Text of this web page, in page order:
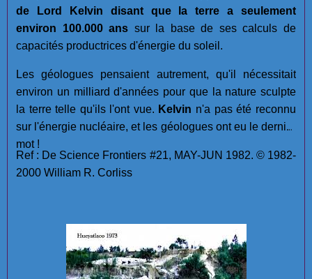
de Lord Kelvin disant que la terre a seulement
environ 100.000 ans sur la base de ses calculs de
capacités productrices d'énergie du soleil.
Les géologues pensaient autrement, qu'il nécessitait
environ un milliard d'années pour que la nature sculpte
la terre telle qu'ils l'ont vue. Kelvin n'a pas été reconnu
sur l'énergie nucléaire, et les géologues ont eu le dernier
mot !
Ref : De Science Frontiers #21, MAY-JUN 1982. © 1982-
2000 William R. Corliss